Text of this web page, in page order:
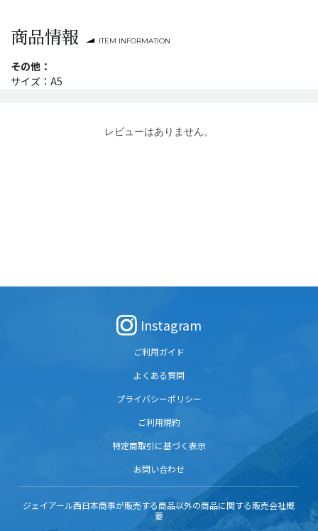
商品情報 ITEM INFORMATION
その他：
サイズ：A5
レビューはありません。
Instagram
ご利用ガイド
よくある質問
プライバシーポリシー
ご利用規約
特定商取引に基づく表示
お問い合わせ
ジェイアール西日本商事が販売する商品以外の商品に関する販売会社概
要